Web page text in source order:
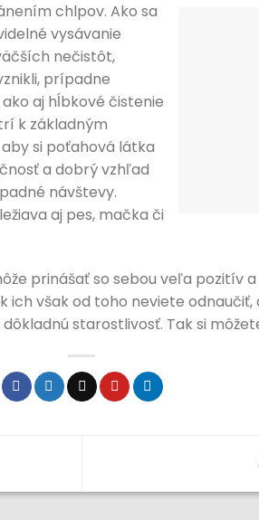
chlpov. Ako sa
vysávanie
nečistôt,
prípadne
aj hĺbkové čistenie
k základným
si poťahová látka
a dobrý vzhľad
návštevy.
aj pes, mačka či
prinášať so sebou veľa pozitív
ich však od toho neviete
starostlivosť. Tak si